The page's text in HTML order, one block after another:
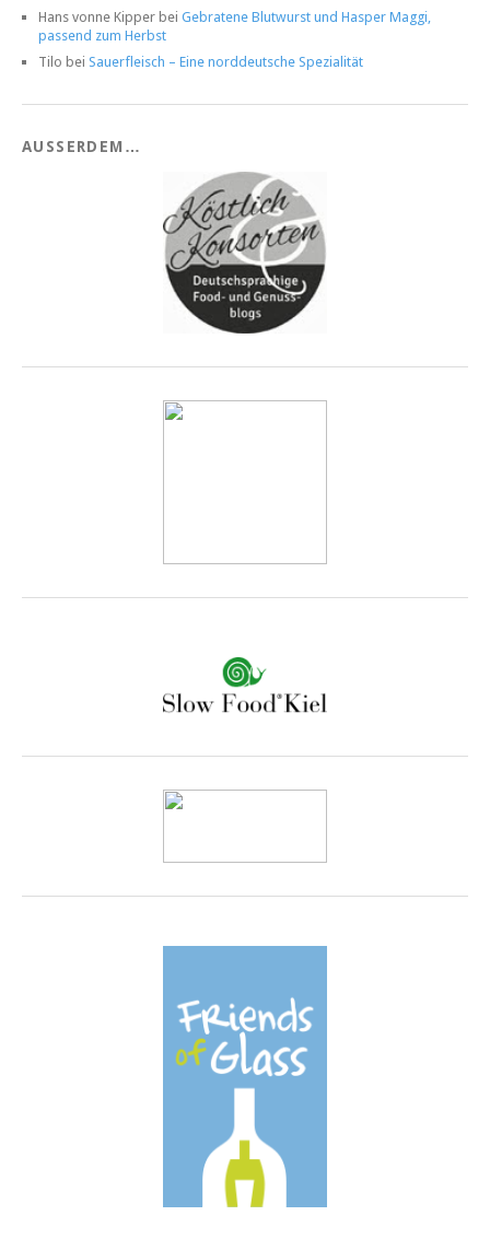
Hans vonne Kipper bei Gebratene Blutwurst und Hasper Maggi,
passend zum Herbst
Tilo bei Sauerfleisch – Eine norddeutsche Spezialität
AUSSERDEM…